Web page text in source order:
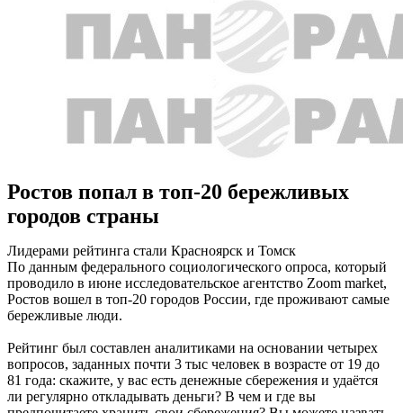
Ростов попал в топ-20 бережливых
городов страны
Лидерами рейтинга стали Красноярск и Томск
По данным федерального социологического опроса, который
проводило в июне исследовательское агентство Zoom market,
Ростов вошел в топ-20 городов России, где проживают самые
бережливые люди.
Рейтинг был составлен аналитиками на основании четырех
вопросов, заданных почти 3 тыс человек в возрасте от 19 до
81 года: скажите, у вас есть денежные сбережения и удаётся
ли регулярно откладывать деньги? В чем и где вы